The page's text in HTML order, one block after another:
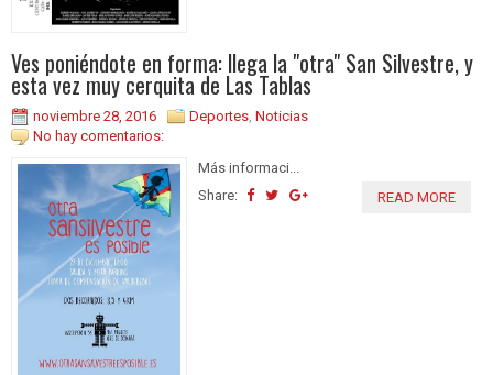
Ves poniéndote en forma: llega la "otra" San Silvestre, y
esta vez muy cerquita de Las Tablas
noviembre 28, 2016 Deportes Noticias
No hay comentarios:
Más informaci...
Share:
READ MORE